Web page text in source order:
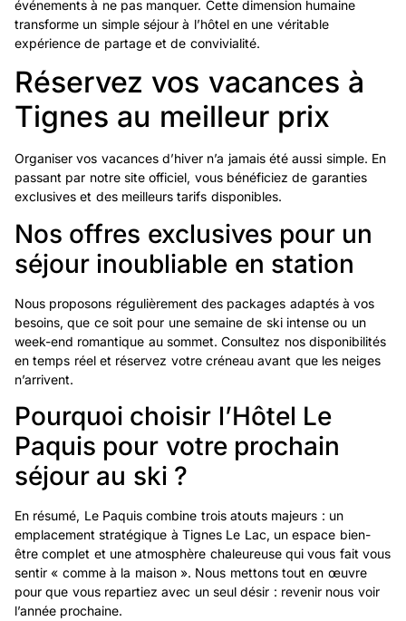
événements à ne pas manquer. Cette dimension humaine
transforme un simple séjour à l’hôtel en une véritable
expérience de partage et de convivialité.
Réservez vos vacances à
Tignes au meilleur prix
Organiser vos vacances d’hiver n’a jamais été aussi simple. En
passant par notre site officiel, vous bénéficiez de garanties
exclusives et des meilleurs tarifs disponibles.
Nos offres exclusives pour un
séjour inoubliable en station
Nous proposons régulièrement des packages adaptés à vos
besoins, que ce soit pour une semaine de ski intense ou un
week-end romantique au sommet. Consultez nos disponibilités
en temps réel et réservez votre créneau avant que les neiges
n’arrivent.
Pourquoi choisir l’Hôtel Le
Paquis pour votre prochain
séjour au ski ?
En résumé, Le Paquis combine trois atouts majeurs : un
emplacement stratégique à Tignes Le Lac, un espace bien-
être complet et une atmosphère chaleureuse qui vous fait vous
sentir « comme à la maison ». Nous mettons tout en œuvre
pour que vous repartiez avec un seul désir : revenir nous voir
l’année prochaine.